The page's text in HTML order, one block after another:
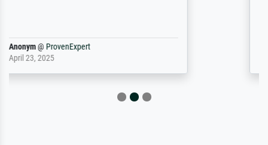
philip@ProvenExpert
September 23, 2025